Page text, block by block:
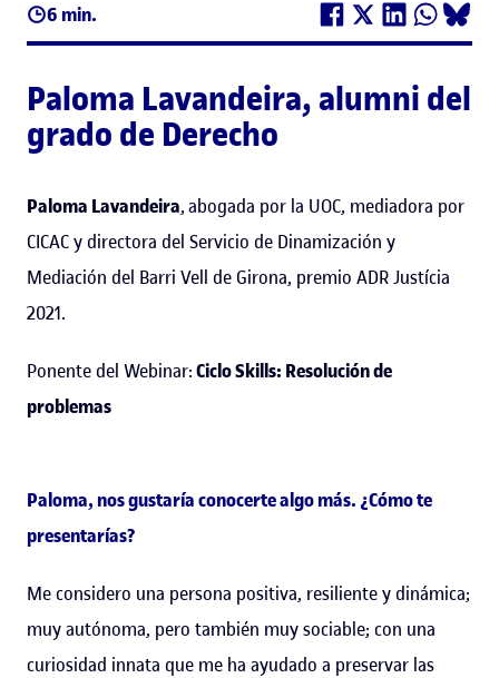
6 min.
Paloma Lavandeira, alumni del
grado de Derecho
Paloma Lavandeira, abogada por la UOC, mediadora por
CICAC y directora del Servicio de Dinamización y
Mediación del Barri Vell de Girona, premio ADR Justícia
2021.
Ponente del Webinar:Ciclo Skills: Resolución de
problemas
Paloma, nos gustaría conocerte algo más. ¿Cómo te
presentarías?
Me considero una persona positiva, resiliente y dinámica;
muy autónoma, pero también muy sociable; con una
curiosidad innata que me ha ayudado a preservar las